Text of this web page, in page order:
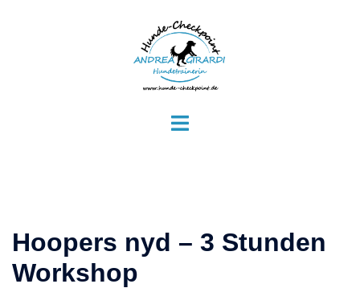
Menü
Hoopers nyd – 3 Stunden
Workshop